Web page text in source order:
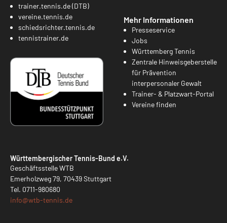
trainer.tennis.de (DTB)
vereine.tennis.de
schiedsrichter.tennis.de
tennistrainer.de
Mehr Informationen
Presseservice
Jobs
Württemberg Tennis
Zentrale Hinweisgeberstelle
für Prävention
interpersonaler Gewalt
Trainer- & Platzwart-Portal
Vereine finden
Württembergischer Tennis-Bund e.V.
Geschäftsstelle WTB
Emerholzweg 79, 70439 Stuttgart
Tel. 0711-980680
info@wtb-tennis.de